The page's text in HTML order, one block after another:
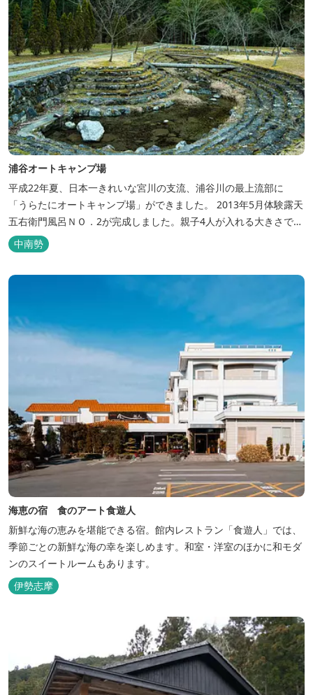
浦谷オートキャンプ場
平成22年夏、日本一きれいな宮川の支流、浦谷川の最上流部に
「うらたにオートキャンプ場」ができました。 2013年5月体験露天
五右衛門風呂ＮＯ．2が完成しました。親子4人が入れる大きさで
す。中には腰掛けもあり、ゆっくり、星やホタルを見る事ができま
す。ひのきの香り漂う特製五右衛門風呂を自分で沸かし、入浴しま
せんか？ 同時にデッキ付ひのき小屋も完成しました。是非ご利用く
中南勢
海恵の宿 食のアート食遊人
新鮮な海の恵みを堪能できる宿。館内レストラン「食遊人」では、
季節ごとの新鮮な海の幸を楽しめます。和室・洋室のほかに和モダ
ンのスイートルームもあります。
伊勢志摩